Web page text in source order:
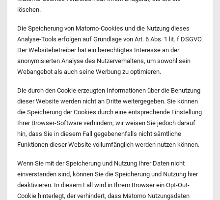
löschen.
Die Speicherung von Matomo-Cookies und die Nutzung dieses
Analyse-Tools erfolgen auf Grundlage von Art. 6 Abs. 1 lit. f DSGVO.
Der Websitebetreiber hat ein berechtigtes Interesse an der
anonymisierten Analyse des Nutzerverhaltens, um sowohl sein
Webangebot als auch seine Werbung zu optimieren.
Die durch den Cookie erzeugten Informationen über die Benutzung
dieser Website werden nicht an Dritte weitergegeben. Sie können
die Speicherung der Cookies durch eine entsprechende Einstellung
Ihrer Browser-Software verhindern; wir weisen Sie jedoch darauf
hin, dass Sie in diesem Fall gegebenenfalls nicht sämtliche
Funktionen dieser Website vollumfänglich werden nutzen können.
Wenn Sie mit der Speicherung und Nutzung Ihrer Daten nicht
einverstanden sind, können Sie die Speicherung und Nutzung hier
deaktivieren. In diesem Fall wird in Ihrem Browser ein Opt-Out-
Cookie hinterlegt, der verhindert, dass Matomo Nutzungsdaten